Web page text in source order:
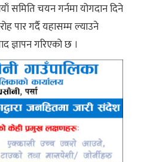
समिति चयन गर्नमा योगदान दिने
पार गर्दै यहासम्म ल्याउने
ज्ञापन गरिएको छ ।